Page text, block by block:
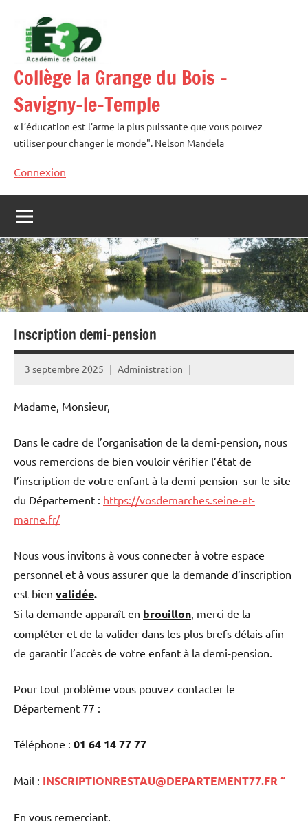
contenu
Collège la Grange du Bois –
Savigny-le-Temple
« L’éducation est l’arme la plus puissante que vous pouvez
utiliser pour changer le monde". Nelson Mandela
Connexion
Inscription demi-pension
3 septembre 2025 Administration
Madame, Monsieur,
Dans le cadre de l’organisation de la demi-pension, nous
vous remercions de bien vouloir vérifier l’état de
l’inscription de votre enfant à la demi-pension sur le site
du Département : https://vosdemarches.seine-et-
marne.fr/
Nous vous invitons à vous connecter à votre espace
personnel et à vous assurer que la demande d’inscription
est bien validée.
Si la demande apparaît en brouillon , merci de la
compléter et de la valider dans les plus brefs délais afin
de garantir l’accès de votre enfant à la demi-pension.
Pour tout problème vous pouvez contacter le
Département 77 :
Téléphone : 01 64 14 77 77
Mail : INSCRIPTIONRESTAU@DEPARTEMENT77.FR “
En vous remerciant.